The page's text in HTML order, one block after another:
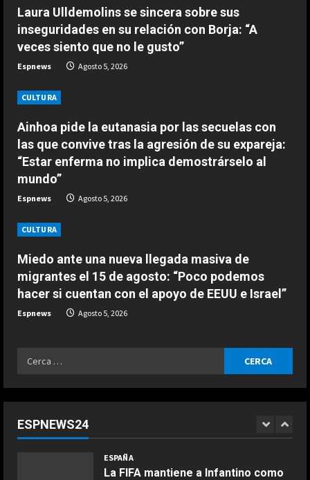
e
a
d
i
n
g
Laura Ulldemolins se sincera sobre sus
inseguridades en su relación con Borja: “A
veces siento que no le gusto”
Espnews Agosto 5, 2026
CULTURA
Ainhoa pide la eutanasia por las secuelas con
las que convive tras la agresión de su expareja:
“Estar enferma no implica demostrárselo al
mundo”
Espnews Agosto 5, 2026
CULTURA
Miedo ante una nueva llegada masiva de
migrantes el 15 de agosto: “Poco podemos
hacer si cuentan con el apoyo de EEUU e Israel”
Espnews Agosto 5, 2026
Ricerca
ESPNEWS24
2
ESPAÑA
La FIFA mantiene a Infantino como
presidente aunque admite errores
en su propuesta de privatizar el
Mundial
3
Márquez se dio cuenta de que no
era un piloto como los demás: “Un
niño que hace esos comentarios…”
Infantino pasa por encima de
Agosto 6, 2026
ESPAÑA
Ramoncín, sobre que Infantino haya,
supuestamente, prometido la final
1
Infantino de llevarla a Marruecos:
Agosto 6, 2026
ESPAÑA
La FIFA mantiene a Infantino como
Ensalada de espinacas deliciosa